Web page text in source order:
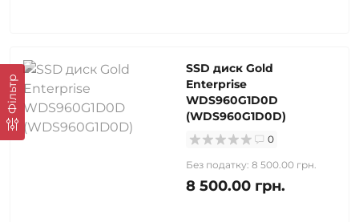
Фільтр
SSD диск Gold
Enterprise
WDS960G1D0D
(WDS960G1D0D)
0
Без податку: 8 500.00 грн.
8 500.00 грн.